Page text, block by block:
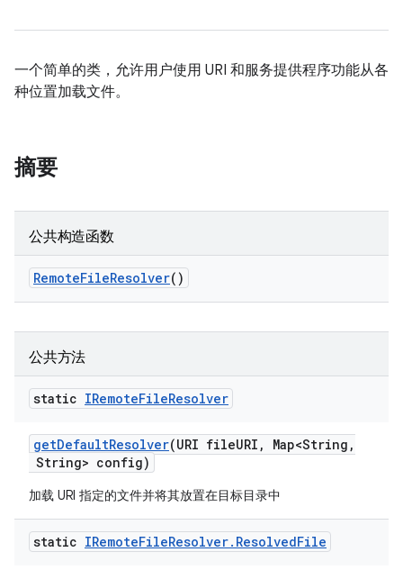
一个简单的类，允许用户使用 URI 和服务提供程序功能从各
种位置加载文件。
摘要
公共构造函数
RemoteFileResolver()
公共方法
static IRemoteFileResolver
getDefaultResolver(URI fileURI , Map<String ,
String> config)
加载 URI 指定的文件并将其放置在目标目录中
static IRemoteFileResolver. ResolvedFile